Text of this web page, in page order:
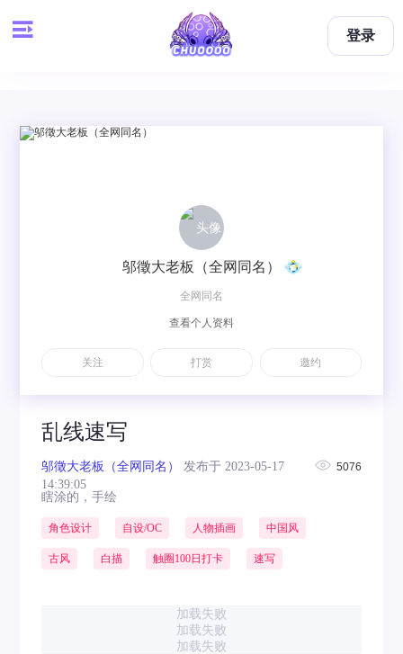
登录
乱线速写
邬徵大老板（全网同名）
发布于 2023-05-17
14:39:05
5076
瞎涂的，手绘
角色设计 自设/OC 人物插画 中国风
古风 白描 触圈100日打卡 速写
加载失败
加载失败
加载失败
邬徵大老板（全网同名）
全网同名
查看个人资料
关注 打赏 邀约